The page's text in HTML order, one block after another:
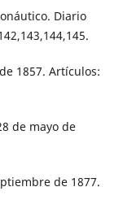
Diario
1857. Artículos:
de mayo de
de 1877.